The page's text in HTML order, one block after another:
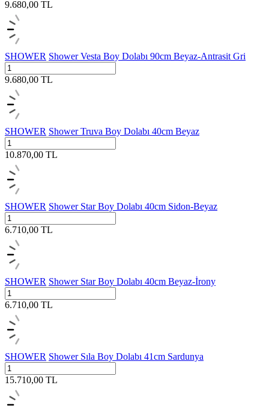
9.680,00 TL
SHOWER Shower Vesta Boy Dolabı 90cm Beyaz-Antrasit Gri
9.680,00 TL
SHOWER Shower Truva Boy Dolabı 40cm Beyaz
10.870,00 TL
SHOWER Shower Star Boy Dolabı 40cm Sidon-Beyaz
6.710,00 TL
SHOWER Shower Star Boy Dolabı 40cm Beyaz-İrony
6.710,00 TL
SHOWER Shower Sıla Boy Dolabı 41cm Sardunya
15.710,00 TL